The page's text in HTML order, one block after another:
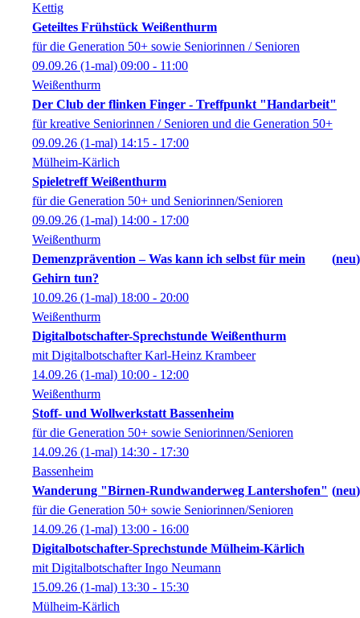
Kettig
Geteiltes Frühstück Weißenthurm
für die Generation 50+ sowie Seniorinnen / Senioren
09.09.26 (1-mal) 09:00 - 11:00
Weißenthurm
Der Club der flinken Finger - Treffpunkt "Handarbeit"
für kreative Seniorinnen / Senioren und die Generation 50+
09.09.26 (1-mal) 14:15 - 17:00
Mülheim-Kärlich
Spieletreff Weißenthurm
für die Generation 50+ und Seniorinnen/Senioren
09.09.26 (1-mal) 14:00 - 17:00
Weißenthurm
Demenzprävention – Was kann ich selbst für mein
Gehirn tun?
neu
10.09.26 (1-mal) 18:00 - 20:00
Weißenthurm
Digitalbotschafter-Sprechstunde Weißenthurm
mit Digitalbotschafter Karl-Heinz Krambeer
14.09.26 (1-mal) 10:00 - 12:00
Weißenthurm
Stoff- und Wollwerkstatt Bassenheim
für die Generation 50+ sowie Seniorinnen/Senioren
14.09.26 (1-mal) 14:30 - 17:30
Bassenheim
Wanderung "Birnen-Rundwanderweg Lantershofen"
neu
für die Generation 50+ sowie Seniorinnen/Senioren
14.09.26 (1-mal) 13:00 - 16:00
Digitalbotschafter-Sprechstunde Mülheim-Kärlich
mit Digitalbotschafter Ingo Neumann
15.09.26 (1-mal) 13:30 - 15:30
Mülheim-Kärlich